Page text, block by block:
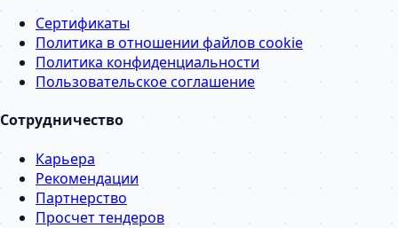
Сертификаты
Политика в отношении файлов cookie
Политика конфиденциальности
Пользовательское соглашение
Сотрудничество
Карьера
Рекомендации
Партнерство
Просчет тендеров